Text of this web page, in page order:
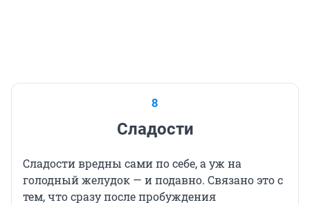
8
Сладости
Сладости вредны сами по себе, а уж на
голодный желудок — и подавно. Связано это с
тем, что сразу после пробуждения